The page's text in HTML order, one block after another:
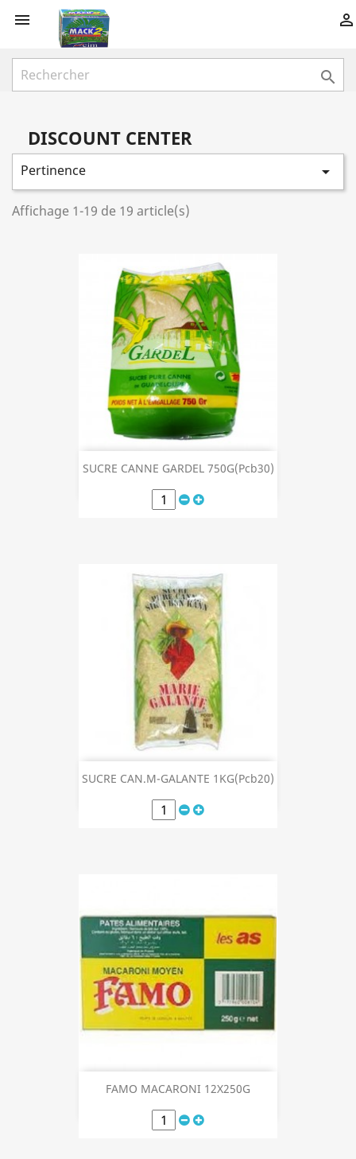
 

DISCOUNT CENTER
Pertinence 
Affichage 1-19 de 19 article(s)
SUCRE CANNE GARDEL 750G(Pcb30)
SUCRE CAN.M-GALANTE 1KG(Pcb20)
FAMO MACARONI 12X250G